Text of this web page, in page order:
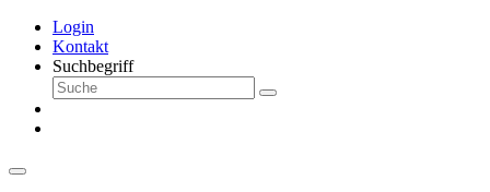
Login
Kontakt
Suchbegriff